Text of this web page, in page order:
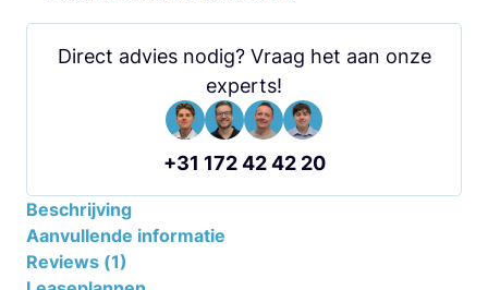
Direct advies nodig? Vraag het aan onze
experts!
+31 172 42 42 20
Beschrijving
Aanvullende informatie
Reviews (1)